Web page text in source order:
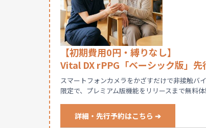
【初期費用0円・縛りなし】
Vital DX rPPG「ベーシック版」先
スマートフォンカメラをかざすだけで非接触バ
限定で、プレミアム版機能をリリースまで無料
詳細・先行予約はこちら ➔